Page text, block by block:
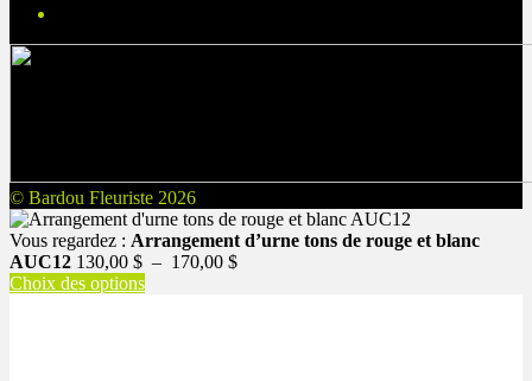
© Bardou Fleuriste 2026
Vous regardez : Arrangement d’urne tons de rouge et blanc
AUC12 130,00 $ – 170,00 $Plage
Choix des options